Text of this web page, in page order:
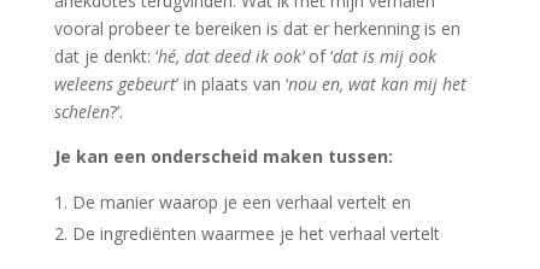
vooral probeer te bereiken is dat er herkenning is en
dat je denkt: ‘hé, dat deed ik ook’of ‘dat is mij ook
weleens gebeurt’ in plaats van ‘nou en, wat kan mij het
schelen?’.
Je kan een onderscheid maken tussen:
De manier waarop je een verhaal vertelt en
De ingrediënten waarmee je het verhaal vertelt